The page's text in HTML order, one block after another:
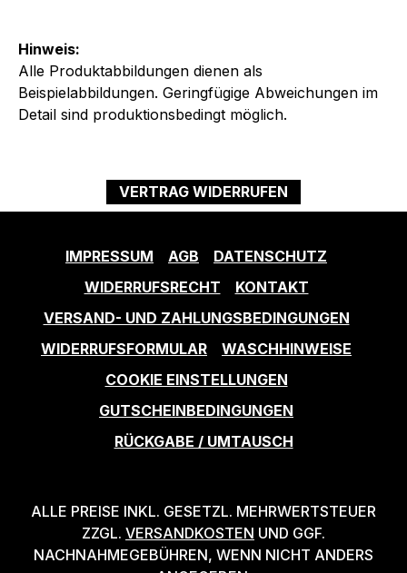
Hinweis:
Alle Produktabbildungen dienen als
Beispielabbildungen. Geringfügige Abweichungen im
Detail sind produktionsbedingt möglich.
VERTRAG WIDERRUFEN
IMPRESSUM AGB
DATENSCHUTZ
WIDERRUFSRECHT
KONTAKT
VERSAND- UND ZAHLUNGSBEDINGUNGEN
WIDERRUFSFORMULAR
WASCHHINWEISE
COOKIE EINSTELLUNGEN
GUTSCHEINBEDINGUNGEN
RÜCKGABE / UMTAUSCH
ALLE PREISE INKL. GESETZL. MEHRWERTSTEUER
ZZGL. VERSANDKOSTEN UND GGF.
NACHNAHMEGEBÜHREN, WENN NICHT ANDERS